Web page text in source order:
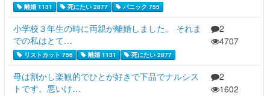
離婚 1131 死にたい 2877 パニック 755
小学校３年生の時に両親が離婚しました。 それま
での私はとて…
リストカット 756 離婚 1131 死にたい 2877
2
4707
母は割かし楽観的でひとが好きで下品でナルシス
トです。悪いけ…
2
1602